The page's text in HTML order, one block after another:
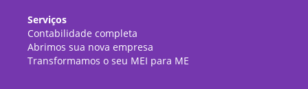
Serviços
Contabilidade completa
Abrimos sua nova empresa
Transformamos o seu MEI para ME